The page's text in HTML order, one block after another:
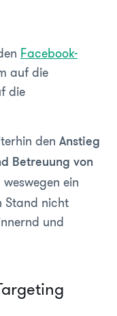
Facebook-
auf die
die
den Anstieg
Betreuung von
ein
Stand nicht
und